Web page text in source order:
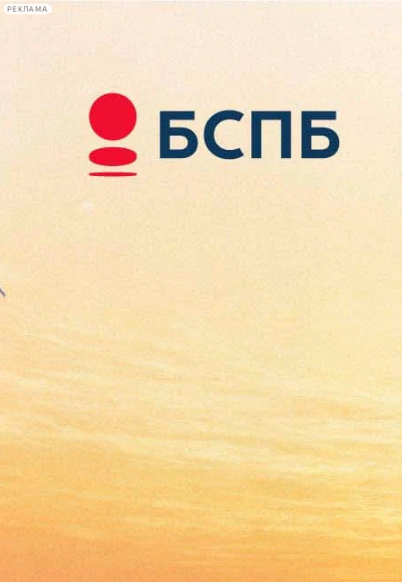
РЕКЛАМА
Сегодня:
2026.08.08
05:36
Афиша Plus
Эрмитаж показал, как
шедевры Леонардо да Винчи
переезжают на новое место
Версия для печати